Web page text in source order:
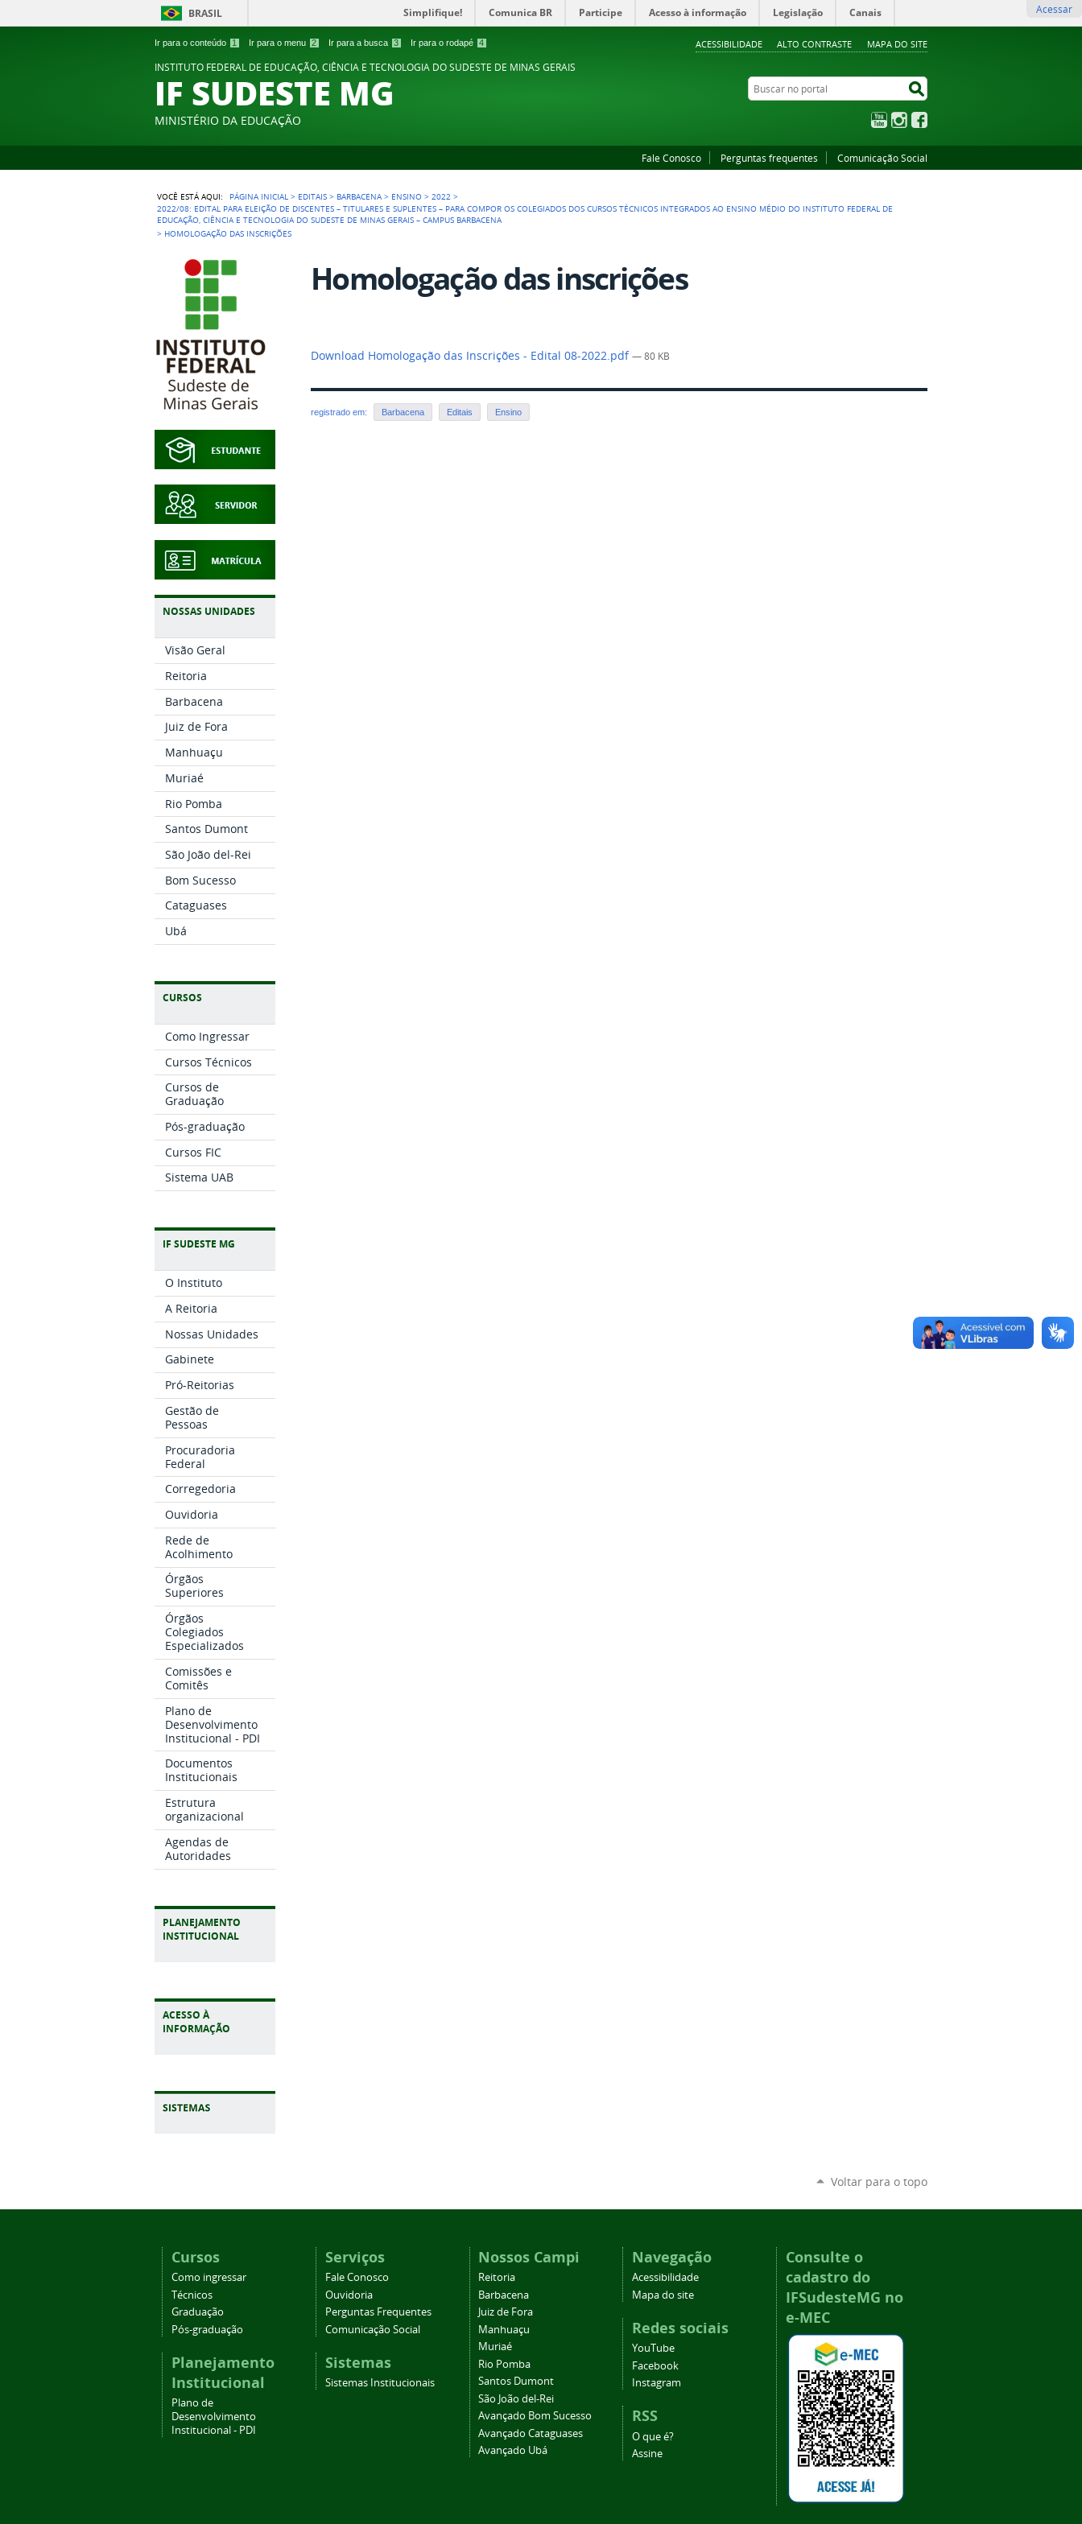
Ir para o conteúdo 1 Ir para o menu 2 Ir para a busca 3 Ir para o rodapé 4 ACESSIBILIDADE ALTO CONTRASTE MAPA DO SITE
BRASIL Simplifique! Comunica BR Participe Acesso à informação Legislação Canais Acessar
INSTITUTO FEDERAL DE EDUCAÇÃO, CIÊNCIA E TECNOLOGIA DO SUDESTE DE MINAS GERAIS
IF SUDESTE MG
MINISTÉRIO DA EDUCAÇÃO
Buscar no portal
YouTubeInstagram
Fale Conosco Perguntas frequentes Comunicação Social
VOCÊ ESTÁ AQUI: PÁGINA INICIAL > EDITAIS > BARBACENA > ENSINO >2022 >
2022/08: EDITAL PARA ELEIÇÃO DE DISCENTES – TITULARES E SUPLENTES – PARA COMPOR OS COLEGIADOS DOS CURSOS TÉCNICOS INTEGRADOS AO ENSINO MÉDIO DO INSTITUTO FEDERAL DE
EDUCAÇÃO, CIÊNCIA E TECNOLOGIA DO SUDESTE DE MINAS GERAIS – CAMPUS BARBACENA
> HOMOLOGAÇÃO DAS INSCRIÇÕES
NOSSAS UNIDADES
Visão Geral
Reitoria
Barbacena
Juiz de Fora
Manhuaçu
Muriaé
Rio Pomba
Santos Dumont
São João del-Rei
Bom Sucesso
Cataguases
Ubá
CURSOS
Como Ingressar
Cursos Técnicos
Cursos de
Graduação
Pós-graduação
Cursos FIC
Sistema UAB
IF SUDESTE MG
O Instituto
A Reitoria
Nossas Unidades
Gabinete
Pró-Reitorias
Gestão de
Pessoas
Procuradoria
Federal
Corregedoria
Ouvidoria
Rede de
Acolhimento
Órgãos
Superiores
Órgãos
Colegiados
Especializados
Comissões e
Comitês
Plano de
Desenvolvimento
Institucional - PDI
Documentos
Institucionais
Estrutura
organizacional
Agendas de
Autoridades
PLANEJAMENTO
INSTITUCIONAL
ACESSO À
INFORMAÇÃO
Homologação das inscrições
Download Homologação das Inscrições - Edital 08-2022.pdf— 80 KB
registrado em: Barbacena Editais Ensino
Voltar para o topo
Cursos
Como ingressar
Técnicos
Graduação
Pós-graduação
Planejamento
Institucional
Plano de
Desenvolvimento
Institucional - PDI
Serviços
Fale Conosco
Ouvidoria
Perguntas Frequentes
Comunicação Social
Sistemas
Sistemas Institucionais
Nossos Campi
Reitoria
Barbacena
Juiz de Fora
Manhuaçu
Muriaé
Rio Pomba
Santos Dumont
São João del-Rei
Avançado Bom Sucesso
Avançado Cataguases
Avançado Ubá
Navegação
Acessibilidade
Mapa do site
Redes sociais
YouTube
Facebook
Instagram
RSS
O que é?
Assine
Consulte o
cadastro do
IFSudesteMG no
e-MEC